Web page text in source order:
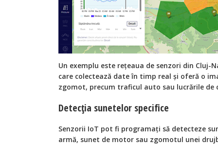
Un exemplu este rețeaua de senzori din Cluj-
care colectează date în timp real și oferă o
zgomot, precum traficul auto sau lucrările de
Detecția sunetelor specifice
Senzorii IoT pot fi programați să detecteze
armă, sunet de motor sau zgomotul unei